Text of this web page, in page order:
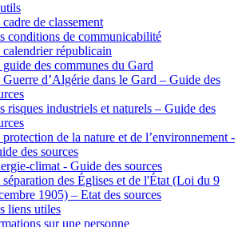
de classement
conditions de communicabilité
calendrier républicain
des communes du Gard
d’Algérie dans le Gard – Guide des
risques industriels et naturels – Guide des
de la nature et de l’environnement -
des sources
climat - Guide des sources
des Églises et de l'État (Loi du 9
1905) – Etat des sources
liens utiles
sur une personne